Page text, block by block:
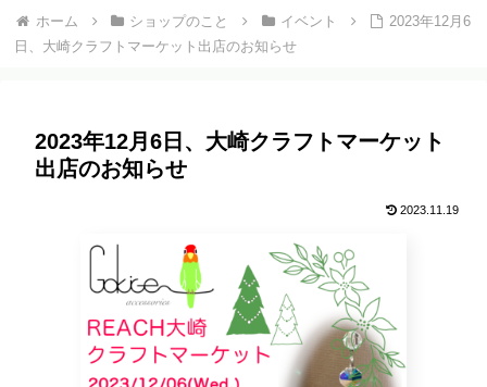
ホーム ショップのこと イベント
2023年12月6
日、大崎クラフトマーケット出店のお知らせ
2023年12月6日、大崎クラフトマーケット
出店のお知らせ
2023.11.19